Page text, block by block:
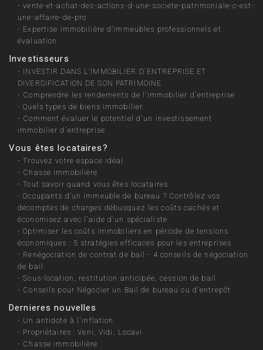
-vente-et-achat-des-actions-d-une-societe-patrimoniale-c-est-
une-affaire-de-pro
- Expertise immobilière d’immeubles professionnels et
évaluation
Investisseurs
- INVESTIR DANS L’IMMOBILIER D'ENTREPRISE ET
DIVERSIFICATION DE SON PATRIMOINE
- Comprendre les rendements de l'immobilier d'entreprise
-Quels types de biens immobilier
- Comment évaluer le potentiel d'un investissement
immobilier d'entreprise
Vous êtes locataires?
-Trouvez votre espace idéal
- Chasse immobilière
-Tout savoir quand vous êtes locataires
-Occupants d’un immeuble de bureau ? Contrôlez vos
décomptes de charges débusquez les coûts cachés et
économisez avec l'aide d'un spécialiste
-Optimiser les coûts immobiliers en période de tensions
économiques : 5 stratégies efficaces pour les entreprises
- Renégociation de contrat de bail - 4 conseils de négociation
de bail
-Sous-location, restitution anticipée, cession de bail
- Conseils pour Négocier un Bail de bureau ou d'entrepôt
Dernieres nouvelles
- Un antidote à l'inflation
- Propriétaires : Veni, Vidi, Locavi
- Chasse immobilière